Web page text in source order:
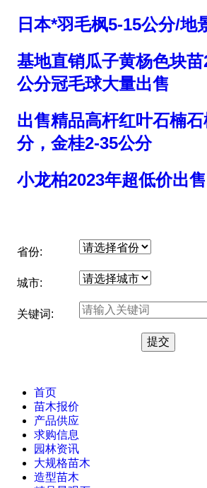
日本*羽毛枫5-15公分/地
基地直销瓜子黄杨色块
公分冠毛球大量出售
出售精品高杆红叶石楠
分，金桂2-35公分
小龙柏2023年超低价出售
省份:
城市:
关键词:
首页
苗木报价
产品供应
求购信息
园林资讯
大规格苗木
造型苗木